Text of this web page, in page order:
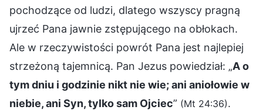
pochodzące od ludzi, dlatego wszyscy pragną
ujrzeć Pana jawnie zstępującego na obłokach.
Ale w rzeczywistości powrót Pana jest najlepiej
strzeżoną tajemnicą. Pan Jezus powiedział: „A o
tym dniu i godzinie nikt nie wie; ani aniołowie w
niebie, ani Syn, tylko sam Ojciec” (Mt 24:36).